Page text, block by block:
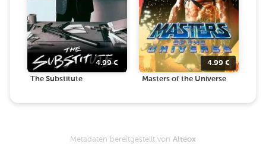
4.99€
The Substitute
4.99 €
Masters of the Universe
Metadaten bereitgestellt von Alteox